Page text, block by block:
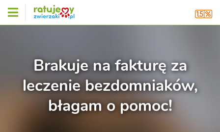
Brakuje na fakturę za
leczenie bezdomniaków,
błagam o pomoc!